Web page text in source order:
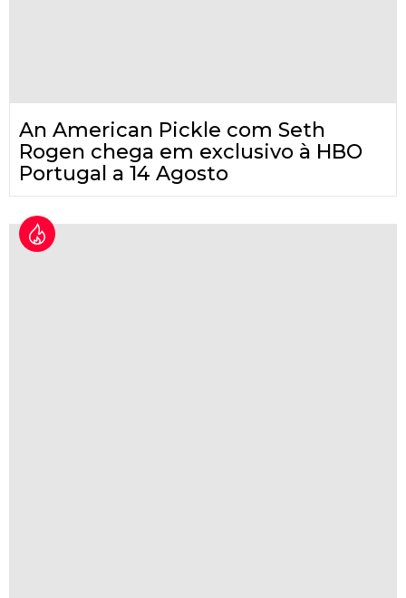
An American Pickle com Seth
Rogen chega em exclusivo à HBO
Portugal a 14 Agosto